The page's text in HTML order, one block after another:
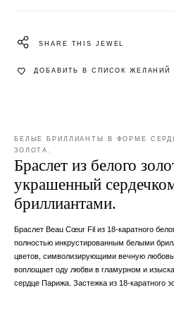
SHARE THIS JEWEL
ДОБАВИТЬ В СПИСОК ЖЕЛАНИЙ
БЕЛЫЕ БРИЛЛИАНТЫ В ФОРМЕ
ЗОЛОТА.
Браслет из белого
украшенный
бриллиантами.
Браслет Beau Cœur Fil из 18-каратного
полностью инкрустированным белыми
цветов, символизирующими вечную
воплощает оду любви в гламурном и
сердце Парижа. Застежка из 18-каратного